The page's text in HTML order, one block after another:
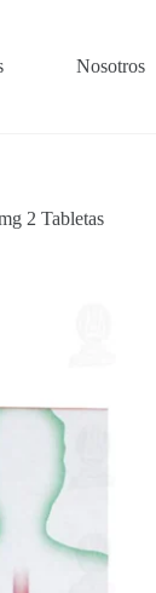
Nosotros
2 Tabletas